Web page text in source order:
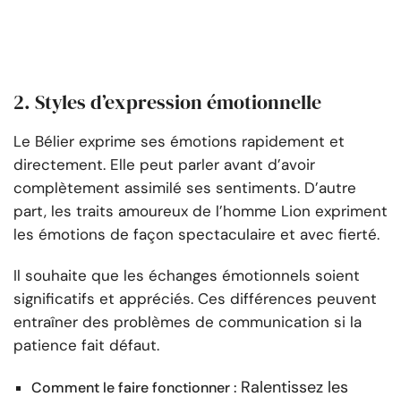
2. Styles d’expression émotionnelle
Le Bélier exprime ses émotions rapidement et
directement. Elle peut parler avant d’avoir
complètement assimilé ses sentiments. D’autre
part, les traits amoureux de l’homme Lion expriment
les émotions de façon spectaculaire et avec fierté.
Il souhaite que les échanges émotionnels soient
significatifs et appréciés. Ces différences peuvent
entraîner des problèmes de communication si la
patience fait défaut.
Comment le faire fonctionner : Ralentissez les